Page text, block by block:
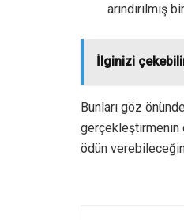
arındırılmış
İlginizi
Bunları göz
gerçekleştirmenin
ödün